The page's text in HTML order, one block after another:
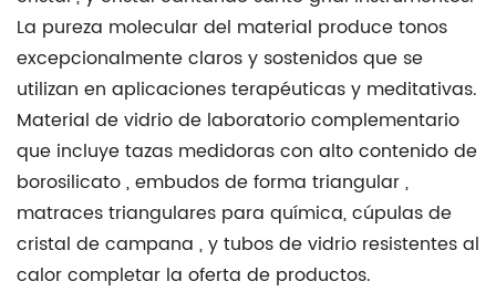
La pureza molecular del material produce tonos
excepcionalmente claros y sostenidos que se
utilizan en aplicaciones terapéuticas y meditativas.
Material de vidrio de laboratorio complementario
que incluyetazas medidoras con alto contenido de
borosilicato,embudos de forma triangular,
matraces triangulares para química,cúpulas de
cristal de campana , ytubos de vidrio resistentes al
calorcompletar la oferta de productos.